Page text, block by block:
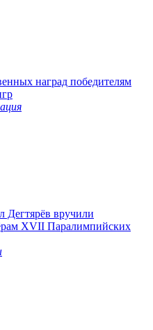
наград победителям
вручили
XVII Паралимпийских